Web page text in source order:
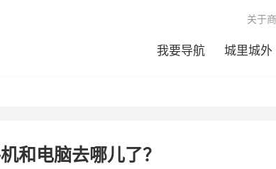
我要导航 城里城外
关于
和电脑去哪儿了？